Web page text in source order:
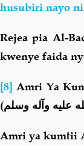
husubiri nayo
Rejea pia Al-
kwenye faida
[8] Amri Ya
(عليه وآله وسلم
Amri ya kumtii